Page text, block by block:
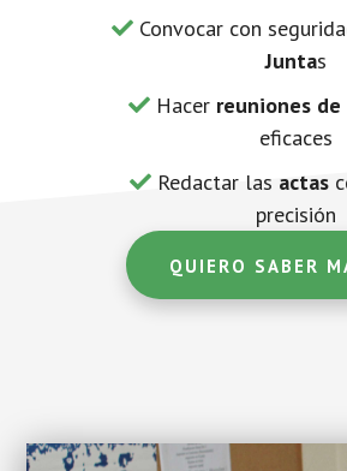
Convocar con
Juntas
Hacer reuniones
eficaces
Redactar las actas
precisión
QUIERO SABER